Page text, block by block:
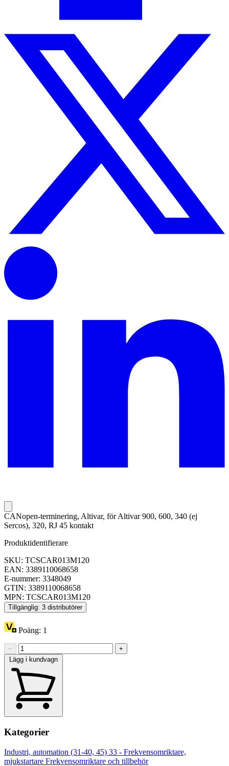
CANopen-terminering, Altivar, för Altivar 900, 600, 340 (ej
Sercos), 320, RJ 45 kontakt
Produktidentifierare
SKU: TCSCAR013M120
EAN: 3389110068658
E-nummer: 3348049
GTIN: 3389110068658
MPN: TCSCAR013M120
Tillgänglig: 3 distributörer
Poäng: 1
−
+
Lägg i kundvagn
Kategorier
Industri, automation (31-40, 45) 33 - Frekvensomriktare,
mjukstartare Frekvensomriktare och tillbehör